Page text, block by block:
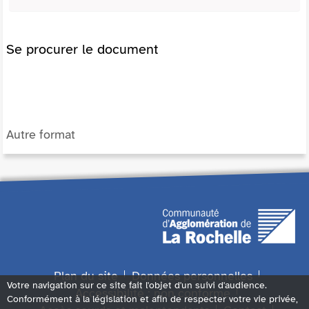
Se procurer le document
Autre format
Plan du site
Données personnelles
Accessibilité : non conforme
Votre navigation sur ce site fait l'objet d'un suivi d'audience.
Conformément à la législation et afin de respecter votre vie privée,